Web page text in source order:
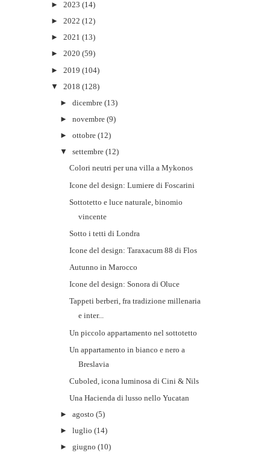
► 2023 (14)
► 2022 (12)
► 2021 (13)
► 2020 (59)
► 2019 (104)
▼
2018 (128)
►dicembre (13)
►novembre (9)
►ottobre (12)
▼
settembre (12)
Colori neutri per una villa a Mykonos
Icone del design: Lumiere di Foscarini
Sottotetto e luce naturale, binomio
vincente
Sotto i tetti di Londra
Icone del design: Taraxacum 88 di Flos
Autunno in Marocco
Icone del design: Sonora di Oluce
Tappeti berberi, fra tradizione millenaria
e inter...
Un piccolo appartamento nel sottotetto
Un appartamento in bianco e nero a
Breslavia
Cuboled, icona luminosa di Cini & Nils
Una Hacienda di lusso nello Yucatan
►agosto (5)
►luglio (14)
►giugno (10)